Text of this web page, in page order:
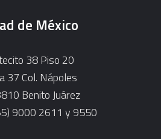
de México
38 Piso 20
37 Col. Nápoles
Benito Juárez
9000 2611 y 9550